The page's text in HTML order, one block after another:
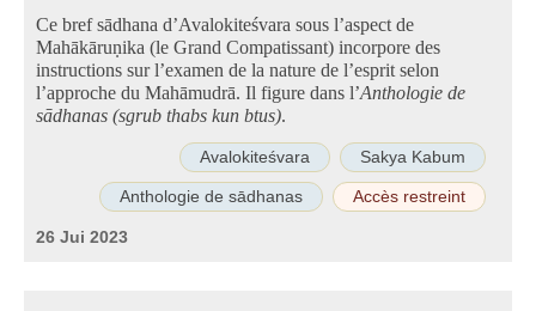
Ce bref sādhana d’Avalokiteśvara sous l’aspect de
Mahākāruṇika (le Grand Compatissant) incorpore des
instructions sur l’examen de la nature de l’esprit selon
l’approche du Mahāmudrā. Il figure dans l’Anthologie de
sādhanas (sgrub thabs kun btus).
Avalokiteśvara Sakya Kabum
Anthologie de sādhanas Accès restreint
26 Jui 2023